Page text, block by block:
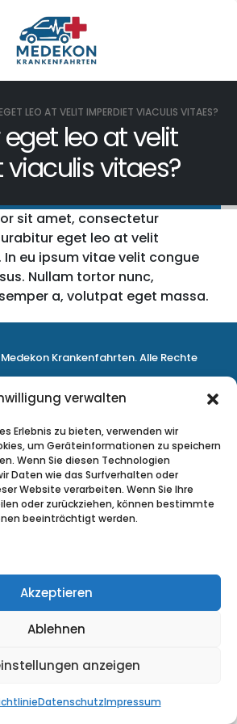
verwalten
Erlebnis zu bieten, verwenden wir
um Geräteinformationen zu speichern
Wenn Sie diesen Technologien
Daten wie das Surfverhalten oder
Website verarbeiten. Wenn Sie Ihre
oder zurückziehen, können bestimmte
beeinträchtigt werden.
Akzeptieren
Ablehnen
anzeigen
DatenschutzImpressum
LEO AT VELIT IMPERDIET VIACULIS VITAES?
leo at velit
vitaes?
sit amet, consectetur
eget leo at velit
eu ipsum vitae velit congue
Nullam tortor nunc,
a, volutpat eget massa.
Krankenfahrten. Alle Rechte